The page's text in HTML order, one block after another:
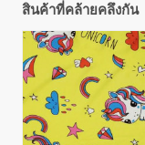
สินค้าที่คล้ายคลึงกัน